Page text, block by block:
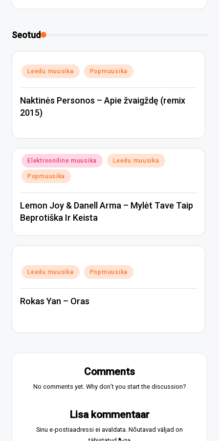
Seotud
Posted
in
Leedu muusika Popmuusika
Naktinės Personos – Apie žvaigždę (remix
2015)
Posted
in
Elektrooniline muusika Leedu muusika
Popmuusika
Lemon Joy & Danell Arma – Mylėt Tave Taip
Beprotiška Ir Keista
Posted
in
Leedu muusika Popmuusika
Rokas Yan – Oras
Comments
No comments yet. Why don’t you start the discussion?
Lisa kommentaar
Sinu e-postiaadressi ei avaldata. Nõutavad väljad on